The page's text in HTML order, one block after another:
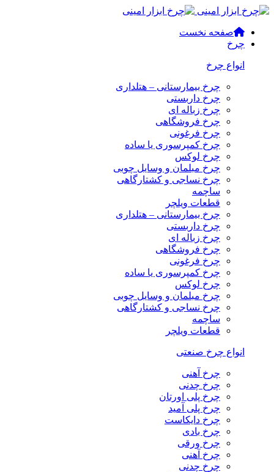
صفحه نخست
چرخ
انواع چرخ
چرخ بیمارستانی – هتلداری
چرخ داربستی
چرخ زباله ای
چرخ فروشگاهی
چرخ فرغونی
چرخ کمپرسوری یا ساده
چرخ لوکس
چرخ مبلمان و وسایل چوبی
چرخ نساجی و کشتارگاهی
ساچمه
قطعات ویلچر
چرخ بیمارستانی – هتلداری
چرخ داربستی
چرخ زباله ای
چرخ فروشگاهی
چرخ فرغونی
چرخ کمپرسوری یا ساده
چرخ لوکس
چرخ مبلمان و وسایل چوبی
چرخ نساجی و کشتارگاهی
ساچمه
قطعات ویلچر
انواع چرخ صنعتی
چرخ آهنی
چرخ چدنی
چرخ پلی اورتان
چرخ پلی آمید
چرخ دایکاست
چرخ بادی
چرخ ورقی
چرخ آهنی
چرخ چدنی